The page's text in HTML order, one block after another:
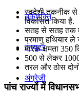
तर्कशक्ति
कंप्यूटर
अंग्रेजी
स्वदेशी तकनीक से
विकसित किया है.
सतह से सतह तक
परमाणु हथियार ले
मारक क्षमता 350
500 से लेकर 1000
तरल और ठोस
पांच राज्यों में